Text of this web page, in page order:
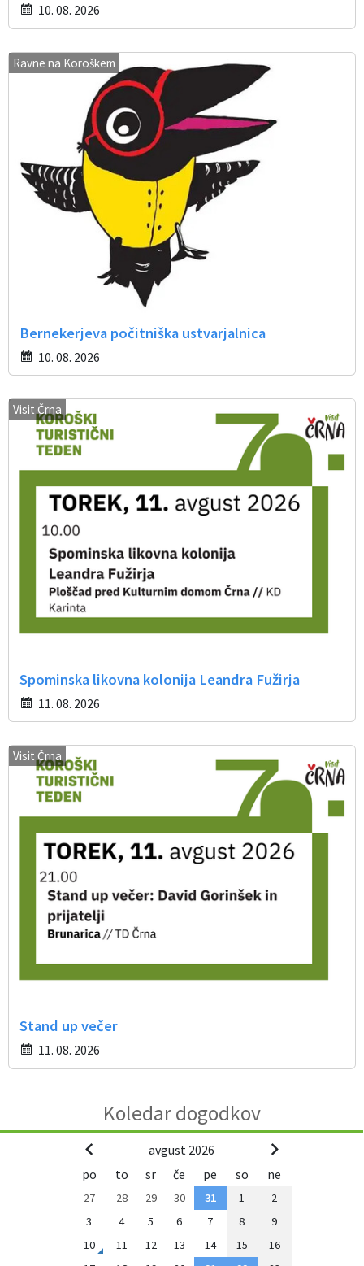
10. 08. 2026
Ravne na Koroškem
Bernekerjeva počitniška ustvarjalnica
10. 08. 2026
Visit Črna
Spominska likovna kolonija Leandra Fužirja
11. 08. 2026
Visit Črna
Stand up večer
11. 08. 2026
Koledar dogodkov
avgust 2026
po
to sr če pe so ne
27 28 29 30 31 1
2
3
4 5 6 7 8
9
10
11 12 13 14 15
16